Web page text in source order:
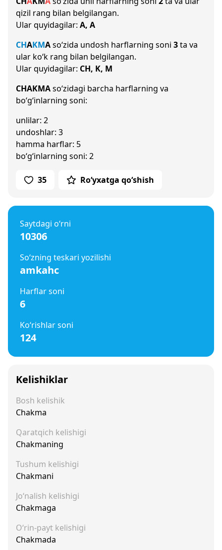
qizil rang bilan belgilangan.
Ular quyidagilar: A, A
CHAKMAso‘zida undosh harflarning soni 3ta va
ular ko‘k rang bilan belgilangan.
Ular quyidagilar: CH, K, M
CHAKMAso‘zidagi barcha harflarning va
bo‘g‘inlarning soni:
unlilar: 2
undoshlar: 3
hamma harflar: 5
bo‘g‘inlarning soni: 2
35 Ro‘yxatga qo‘shish
Saytdagi o‘rni
10306
So‘zning teskari yozilishi
amkahc
Harflar soni
6
Ko‘rishlar soni
124
Kelishiklar
Bosh kelishik
Chakma
Qaratqich kelishigi
Chakmaning
Tushum kelishigi
Chakmani
Jo‘nalish kelishigi
Chakmaga
O‘rin-payt kelishigi
Chakmada